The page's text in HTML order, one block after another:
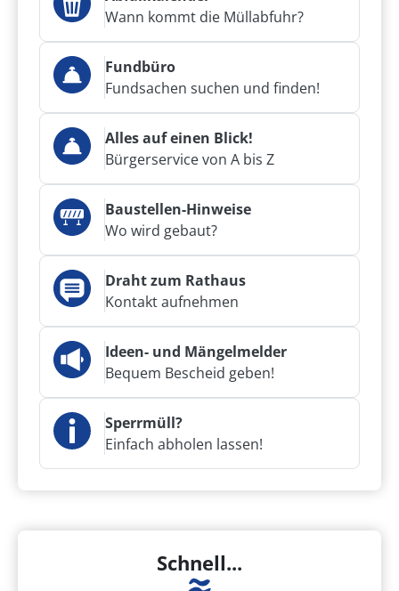
Wann kommt die Müllabfuhr?
Fundbüro
Fundsachen suchen und finden!
Alles auf einen Blick!
Bürgerservice von A bis Z
Baustellen-Hinweise
Wo wird gebaut?
Draht zum Rathaus
Kontakt aufnehmen
Ideen- und Mängelmelder
Bequem Bescheid geben!
Sperrmüll?
Einfach abholen lassen!
Schnell...